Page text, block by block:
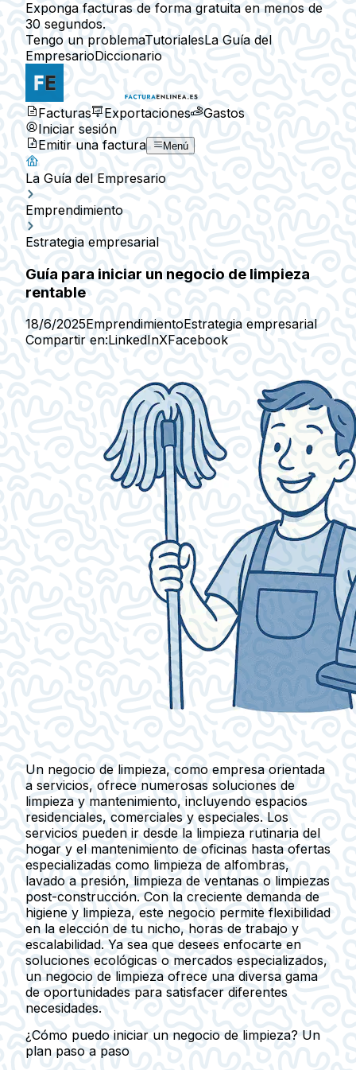
Exponga facturas de forma gratuita en menos de
30 segundos.
Tengo un problemaTutorialesLa Guía del
EmpresarioDiccionario
Facturas Exportaciones
Gastos
Iniciar sesión
Emitir una factura
Menú
La Guía del Empresario
Emprendimiento
Estrategia empresarial
Guía para iniciar un negocio de limpieza
rentable
18/6/2025EmprendimientoEstrategia empresarial
Compartir en:LinkedInXFacebook
Un negocio de limpieza, como empresa orientada
a servicios, ofrece numerosas soluciones de
limpieza y mantenimiento, incluyendo espacios
residenciales, comerciales y especiales. Los
servicios pueden ir desde la limpieza rutinaria del
hogar y el mantenimiento de oficinas hasta ofertas
especializadas como limpieza de alfombras,
lavado a presión, limpieza de ventanas o limpiezas
post-construcción. Con la creciente demanda de
higiene y limpieza, este negocio permite flexibilidad
en la elección de tu nicho, horas de trabajo y
escalabilidad. Ya sea que desees enfocarte en
soluciones ecológicas o mercados especializados,
un negocio de limpieza ofrece una diversa gama
de oportunidades para satisfacer diferentes
necesidades.
¿Cómo puedo iniciar un negocio de limpieza? Un
plan paso a paso